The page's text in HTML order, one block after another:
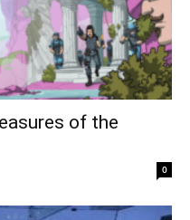
of the
0